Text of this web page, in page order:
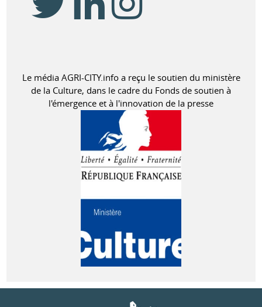
Le média AGRI-CITY.info a reçu le soutien du ministère
de la Culture, dans le cadre du Fonds de soutien à
l'émergence et à l'innovation de la presse